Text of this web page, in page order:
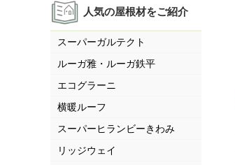
人気の屋根材をご紹介
スーパーガルテクト
ルーガ雅・ルーガ鉄平
エコグラーニ
横暖ルーフ
スーパーヒランビーきわみ
リッジウェイ